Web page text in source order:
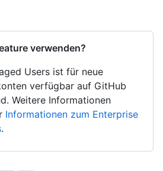
verwenden?
Users ist für neue
verfügbar auf GitHub
Weitere Informationen
Informationen zum Enterprise
.